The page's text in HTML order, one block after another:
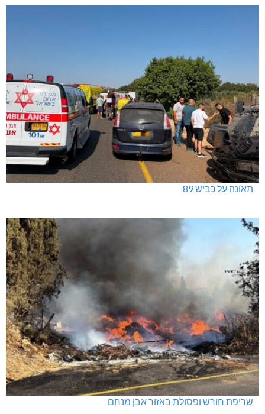
תאונה על כביש 89
שריפת חורש ופסולת באזור אבן מנחם